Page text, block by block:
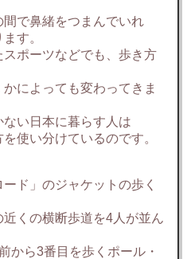
で鼻緒をつまんでいれ
す。
ポーツなどでも、歩き方
によっても変わってきま
い日本に暮らす人は
使い分けているのです。
ド」のジャケットの歩く
くの横断歩道を4人が並ん
から3番目を歩くポール・